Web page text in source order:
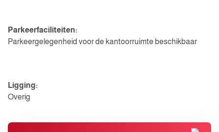
Parkeerfaciliteiten:
Parkeergelegenheid voor de kantoorruimte beschikbaar
Ligging:
Overig